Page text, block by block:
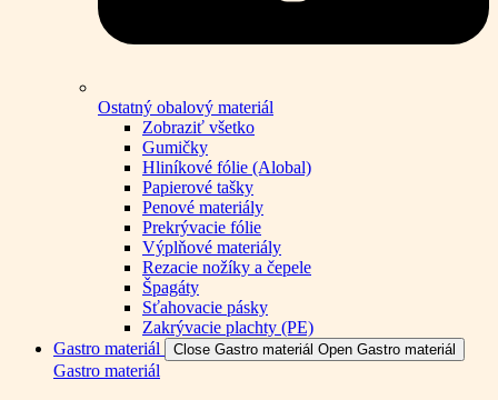
Ostatný obalový materiál
Zobraziť všetko
Gumičky
Hliníkové fólie (Alobal)
Papierové tašky
Penové materiály
Prekrývacie fólie
Výplňové materiály
Rezacie nožíky a čepele
Špagáty
Sťahovacie pásky
Zakrývacie plachty (PE)
Gastro materiál
Close Gastro materiál Open Gastro materiál
Gastro materiál